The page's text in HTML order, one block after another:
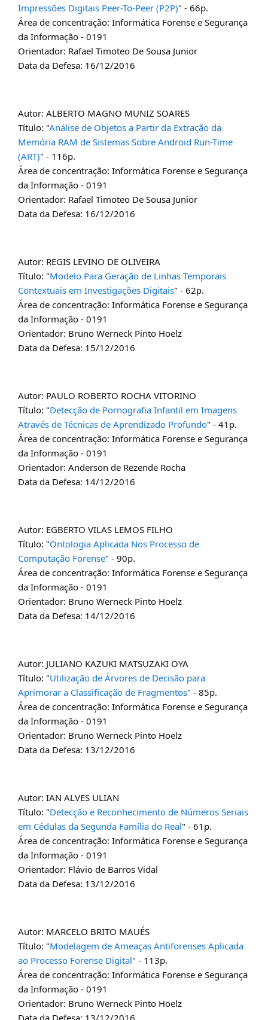
Impressões Digitais Peer-To-Peer (P2P)" - 66p.
Área de concentração: Informática Forense e Segurança
da Informação - 0191
Orientador: Rafael Timoteo De Sousa Junior
Data da Defesa: 16/12/2016
Autor: ALBERTO MAGNO MUNIZ SOARES
Título: "Análise de Objetos a Partir da Extração da
Memória RAM de Sistemas Sobre Android Run-Time
(ART)" - 116p.
Área de concentração: Informática Forense e Segurança
da Informação - 0191
Orientador: Rafael Timoteo De Sousa Junior
Data da Defesa: 16/12/2016
Autor: REGIS LEVINO DE OLIVEIRA
Título: "Modelo Para Geração de Linhas Temporais
Contextuais em Investigações Digitais" - 62p.
Área de concentração: Informática Forense e Segurança
da Informação - 0191
Orientador: Bruno Werneck Pinto Hoelz
Data da Defesa: 15/12/2016
Autor: PAULO ROBERTO ROCHA VITORINO
Título: "Detecção de Pornografia Infantil em Imagens
Através de Técnicas de Aprendizado Profundo" - 41p.
Área de concentração: Informática Forense e Segurança
da Informação - 0191
Orientador: Anderson de Rezende Rocha
Data da Defesa: 14/12/2016
Autor: EGBERTO VILAS LEMOS FILHO
Título: "Ontologia Aplicada Nos Processo de
Computação Forense" - 90p.
Área de concentração: Informática Forense e Segurança
da Informação - 0191
Orientador: Bruno Werneck Pinto Hoelz
Data da Defesa: 14/12/2016
Autor: JULIANO KAZUKI MATSUZAKI OYA
Título: "Utilização de Árvores de Decisão para
Aprimorar a Classificação de Fragmentos" - 85p.
Área de concentração: Informática Forense e Segurança
da Informação - 0191
Orientador: Bruno Werneck Pinto Hoelz
Data da Defesa: 13/12/2016
Autor: IAN ALVES ULIAN
Título: "Detecção e Reconhecimento de Números Seriais
em Cédulas da Segunda Família do Real" - 61p.
Área de concentração: Informática Forense e Segurança
da Informação - 0191
Orientador: Flávio de Barros Vidal
Data da Defesa: 13/12/2016
Autor: MARCELO BRITO MAUÉS
Título: "Modelagem de Ameaças Antiforenses Aplicada
ao Processo Forense Digital" - 113p.
Área de concentração: Informática Forense e Segurança
da Informação - 0191
Orientador: Bruno Werneck Pinto Hoelz
Data da Defesa: 13/12/2016